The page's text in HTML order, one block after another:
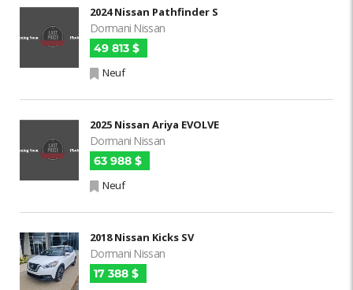
2024 Nissan Pathfinder S
Dormani Nissan
49 813 $
Neuf
2025 Nissan Ariya EVOLVE
Dormani Nissan
63 988 $
Neuf
2018 Nissan Kicks SV
Dormani Nissan
17 388 $